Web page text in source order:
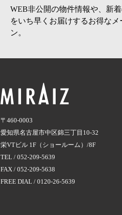
WEB非公開の物件情報や、新
をいち早くお届けするお得なメ
ン。
〒460-0003
愛知県名古屋市中区錦三丁目10-32
栄VTビル 1F（ショールーム）/8F
TEL / 052-209-5639
FAX / 052-209-5638
FREE DIAL / 0120-26-5639